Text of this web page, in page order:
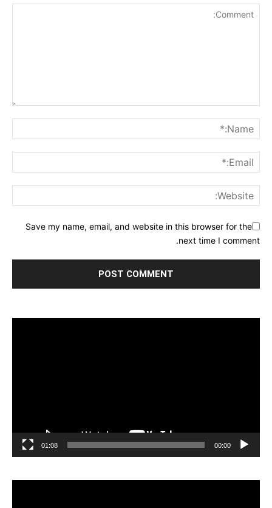
Save my name, email, and website in this browser for the
next time I comment.
00:00
01:08